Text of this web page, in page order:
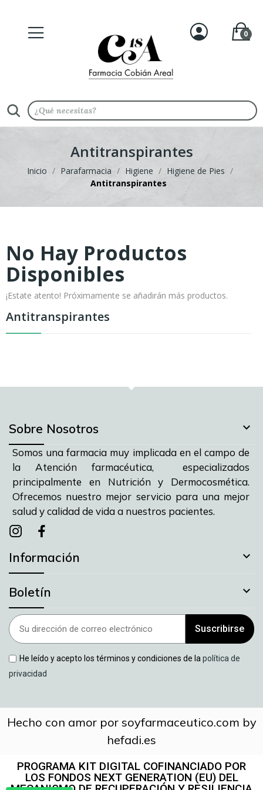
0
Antitranspirantes
Inicio Parafarmacia Higiene
Higiene de Pies
Antitranspirantes
Antitranspirantes
No Hay Productos
Disponibles
¡Estate atento! Próximamente se añadirán más productos.
Sobre Nosotros 
Somos una farmacia muy implicada en el campo de
la Atención farmacéutica, especializados
principalmente en Nutrición y Dermocosmética.
Ofrecemos nuestro mejor servicio para una mejor
salud y calidad de vida a nuestros pacientes.
Información 
Boletín 
Suscribirse
He leído y acepto los términos y condiciones de la política de
privacidad
Hecho con amor por soyfarmaceutico.com by
hefadi.es
PROGRAMA KIT DIGITAL COFINANCIADO POR
LOS FONDOS NEXT GENERATION (EU) DEL